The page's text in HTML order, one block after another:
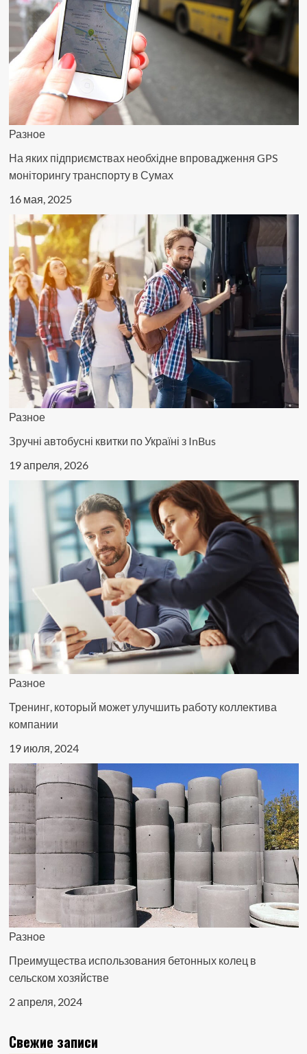
Разное
На яких підприємствах необхідне впровадження GPS
моніторингу транспорту в Сумах
16 мая, 2025
Разное
Зручні автобусні квитки по Україні з InBus
19 апреля, 2026
Разное
Тренинг, который может улучшить работу коллектива
компании
19 июля, 2024
Разное
Преимущества использования бетонных колец в
сельском хозяйстве
2 апреля, 2024
Свежие записи